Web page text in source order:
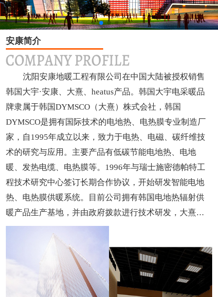
安康简介
沈阳安康地暖工程有限公司在中国大陆被授权销售
韩国大宇·安康、大熹、heatus产品。韩国大宇电采暖品
牌隶属于韩国DYMSCO（大熹）株式会社，韩国
DYMSCO是拥有国际技术的电地热、电热膜专业制造厂
家，自1995年成立以来，致力于电热、电磁、碳纤维技
术的研究与应用。主要产品有低碳节能电地热、电地
暖、发热电缆、电热膜等。1996年与瑞士施密德帕特工
程技术研究中心签订长期合作协议，开始研发智能电地
热、电热膜供暖系统。目前公司拥有韩国电地热辐射供
暖产品生产基地，并由政府拨款进行技术研发，大熹及
大宇品牌也已成为了韩国受欢迎的地暖品牌。